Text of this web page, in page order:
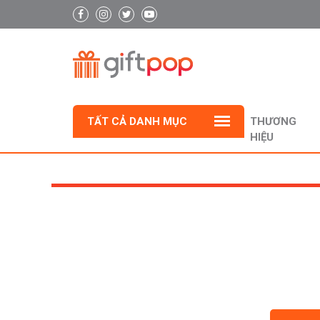
TẤT CẢ DANH MỤC
THƯƠNG
HIỆU